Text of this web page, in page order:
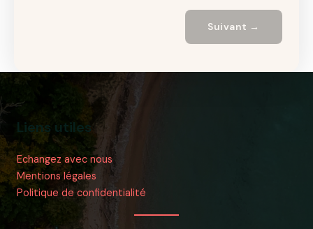
Suivant →
Liens utiles
Echangez avec nous
Mentions légales
Politique de confidentialité